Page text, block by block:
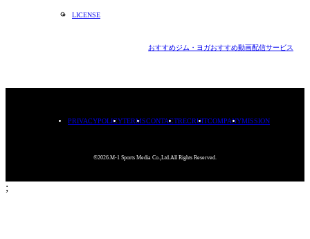
LICENSE
おすすめジム・ヨガおすすめ動画配信サービス
PRIVACYPOLICYTERMSCONTACTRECRUITCOMPANYMISSION
©2026.M-1 Sports Media Co.,Ltd.All Rights Reserved.
;